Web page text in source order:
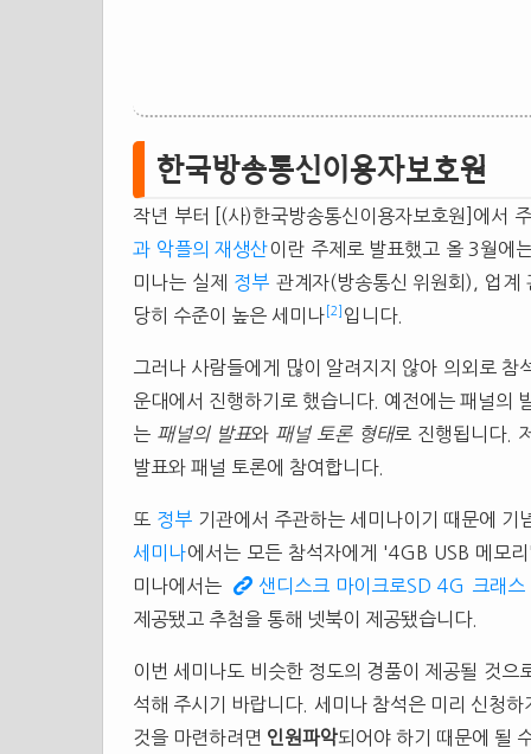
한국방송통신이용자보호원
작년 부터 [(사)한국방송통신이용자보호원]에서
과 악플의 재생산이란 주제로 발표했고 올 3월에
미나는 실제
정부 관계자(방송통신 위원회), 업계
당히 수준이 높은 세미나 [2] 입니다.
그러나 사람들에게 많이 알려지지 않아 의외로
운대에서 진행하기로 했습니다. 예전에는 패널의
는 패널의 발표와 패널 토론 형태로 진행됩니다.
발표와 패널 토론에 참여합니다.
또 정부 기관에서 주관하는 세미나이기 때문에
세미나에서는 모든 참석자에게 '4GB USB 메모
미나에서는
샌디스크 마이크로SD 4G 크래
제공됐고 추첨을 통해 넷북이 제공됐습니다.
이번 세미나도 비슷한 정도의 경품이 제공될 것
석해 주시기 바랍니다. 세미나 참석은 미리 신청
것을 마련하려면 인원파악되어야 하기 때문에 될